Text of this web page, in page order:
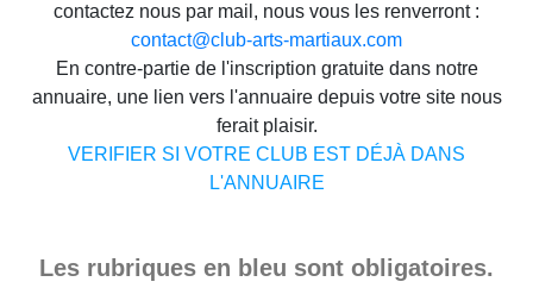
contactez nous par mail, nous vous les renverront :
contact@club-arts-martiaux.com
En contre-partie de l'inscription gratuite dans notre
annuaire, une lien vers l'annuaire depuis votre site nous
ferait plaisir.
VERIFIER SI VOTRE CLUB EST DÉJÀ DANS
L'ANNUAIRE
Les rubriques en bleu sont obligatoires.